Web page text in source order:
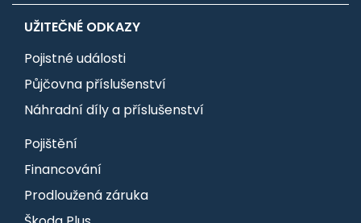
UŽITEČNÉ ODKAZY
Pojistné události
Půjčovna příslušenství
Náhradní díly a příslušenství
Pojištění
Financování
Prodloužená záruka